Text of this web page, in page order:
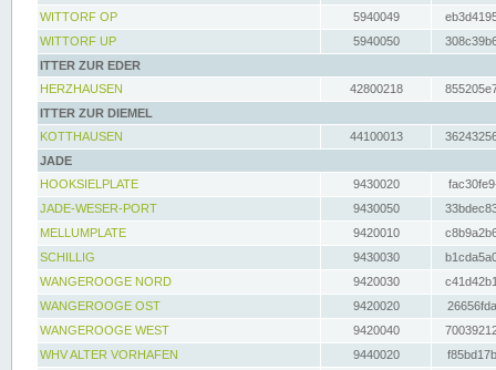
WITTORF OP
5940049
WITTORF UP
5940050
ITTER ZUR EDER
HERZHAUSEN
42800218
ITTER ZUR DIEMEL
KOTTHAUSEN
44100013
JADE
HOOKSIELPLATE
9430020
JADE-WESER-PORT
9430050
MELLUMPLATE
9420010
SCHILLIG
9430030
WANGEROOGE NORD
9420030
WANGEROOGE OST
9420020
WANGEROOGE WEST
9420040
WHV ALTER VORHAFEN
9440020